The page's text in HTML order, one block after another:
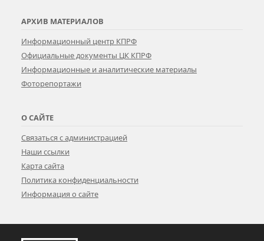
АРХИВ МАТЕРИАЛОВ
Информационный центр КПРФ
Официальные документы ЦК КПРФ
Информационные и аналитические материалы
Фоторепортажи
О САЙТЕ
Связаться с администрацией
Наши ссылки
Карта сайта
Политика конфиденциальности
Информация о сайте